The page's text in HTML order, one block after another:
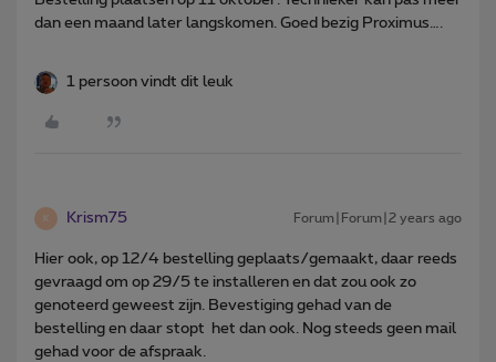
dan een maand later langskomen. Goed bezig Proximus….
1 persoon vindt dit leuk
K Krism75 Forum|Forum|2 years ago
Hier ook, op 12/4 bestelling geplaats/gemaakt, daar reeds
gevraagd om op 29/5 te installeren en dat zou ook zo
genoteerd geweest zijn. Bevestiging gehad van de
bestelling en daar stopt het dan ook. Nog steeds geen mail
gehad voor de afspraak.